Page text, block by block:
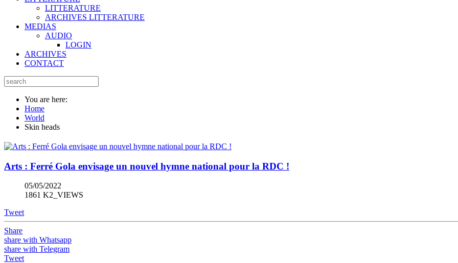
LITTERATURE
ARCHIVES LITTERATURE
MEDIAS
AUDIO
LOGIN
ARCHIVES
CONTACT
You are here:
Home
World
Skin heads
Arts : Ferré Gola envisage un nouvel hymne national pour la RDC !
05/05/2022
1861 K2_VIEWS
Tweet
Share
share with Whatsapp
share with Telegram
Tweet